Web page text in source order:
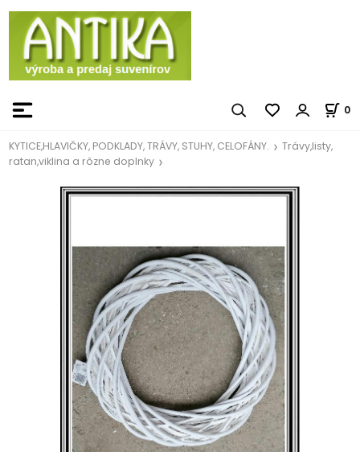
0
KYTICE,HLAVIČKY, PODKLADY, TRÁVY, STUHY, CELOFÁNY.
Trávy,listy,
ratan,viklina a rôzne doplnky